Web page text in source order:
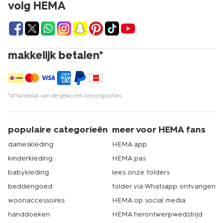
volg HEMA
makkelijk betalen*
*afhankelijk van de gekozen bezorgopties
populaire categorieën
dameskleding
kinderkleding
babykleding
beddengoed
woonaccessoires
handdoeken
meer voor HEMA fans
HEMA app
HEMA pas
lees onze folders
folder via Whatsapp ontvangen
HEMA op social media
HEMA herontwerpwedstrijd